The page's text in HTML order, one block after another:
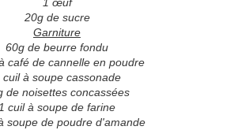
20g de sucre
Garniture
60g de beurre fondu
café de cannelle en poudre
cuil à soupe cassonade
de noisettes concassées
1 cuil à soupe de farine
soupe de poudre d'amande